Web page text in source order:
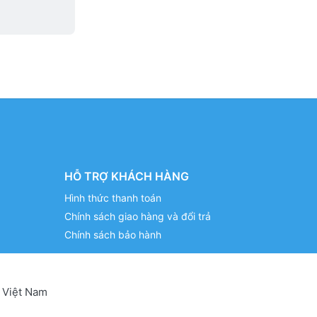
HỖ TRỢ KHÁCH HÀNG
Hình thức thanh toán
Chính sách giao hàng và đổi trả
Chính sách bảo hành
Nam